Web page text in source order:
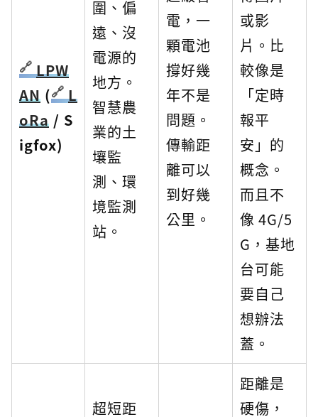
LPW
AN (
L
oRa / S
igfox)
圍、偏
遠、沒
電源的
地方。
智慧農
業的土
壤監
測、環
境監測
站。
電，一
顆電池
撐好幾
年不是
問題。
傳輸距
離可以
到好幾
公里。
或影
片。比
較像是
「定時
報平
安」的
概念。
而且不
像 4G/5
G，基地
台可能
要自己
想辦法
蓋。
超短距
距離是
硬傷，